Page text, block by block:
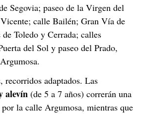
Segovia; paseo de la Virgen del
calle Bailén; Gran Vía de
Toledo y Cerrada; calles
del Sol y paseo del Prado,
recorridos adaptados. Las
alevín (de 5 a 7 años) correrán una
la calle Argumosa, mientras que